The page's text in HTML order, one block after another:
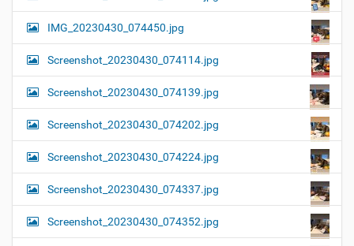
IMG_20230430_074450.jpg
Screenshot_20230430_074114.jpg
Screenshot_20230430_074139.jpg
Screenshot_20230430_074202.jpg
Screenshot_20230430_074224.jpg
Screenshot_20230430_074337.jpg
Screenshot_20230430_074352.jpg